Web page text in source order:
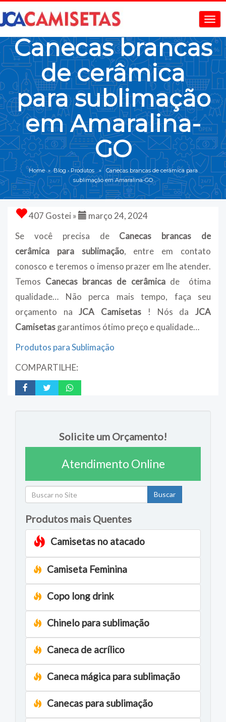
Canecas brancas
de cerâmica
para sublimação
em Amaralina-
GO
Home»Blog•Produtos» Canecas brancas de cerâmica para
sublimação em Amaralina-GO
407 Gostei »
março 24, 2024
Se você precisa de Canecas brancas de
cerâmica para sublimação, entre em contato
conosco e teremos o imenso prazer em lhe atender.
Temos Canecas brancas de cerâmicade ótima
qualidade… Não perca mais tempo, faça seu
orçamento na JCA Camisetas ! Nós daJCA
Camisetasgarantimos ótimo preço e qualidade…
Produtos para Sublimação
COMPARTILHE:
Solicite um Orçamento!
Atendimento Online
Buscar
Produtos mais Quentes
Camisetas no atacado
Camiseta Feminina
Copo long drink
Chinelo para sublimação
Caneca de acrílico
Caneca mágica para sublimação
Canecas para sublimação